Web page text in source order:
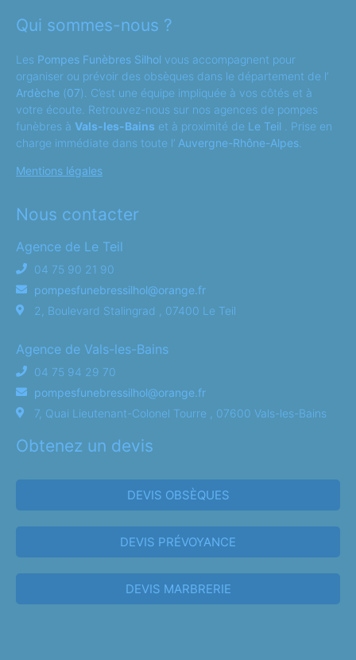
Qui sommes-nous ?
Les Pompes Funèbres Silhol vous accompagnent pour
organiser ou prévoir des obsèques dans le département de l’
Ardèche (07). C’est une équipe impliquée à vos côtés et à
votre écoute. Retrouvez-nous sur nos agences de pompes
funèbres à Vals-les-Bains et à proximité de Le Teil . Prise en
charge immédiate dans toute l’ Auvergne-Rhône-Alpes
Mentions légales
Nous contacter
Agence de Le Teil
04 75 90 21 90
pompesfunebressilhol@orange.fr
2, Boulevard Stalingrad , 07400 Le Teil
Agence de Vals-les-Bains
04 75 94 29 70
pompesfunebressilhol@orange.fr
7, Quai Lieutenant-Colonel Tourre , 07600 Vals-les-Bains
Obtenez un devis
DEVIS OBSÈQUES
DEVIS PRÉVOYANCE
DEVIS MARBRERIE